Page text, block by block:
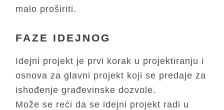
malo proširiti.
FAZE IDEJNOG
Idejni projekt je prvi korak u projektiranju i
osnova za glavni projekt koji se predaje za
ishođenje građevinske dozvole.
Može se reći da se idejni projekt radi u